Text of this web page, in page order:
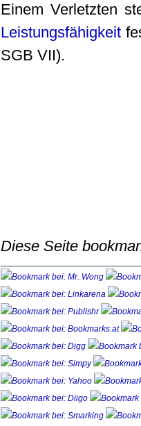
Einem Verletzten
Leistungsfähigkeit
SGB VII).
Diese Seite